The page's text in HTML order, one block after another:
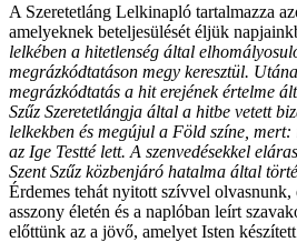
A Szeretetláng Lelkinapló tartalmazza
amelyeknek beteljesülését éljük
lelkében a hitetlenség által
megrázkódtatáson megy keresztül.
megrázkódtatás a hit erejének értelme
Szűz Szeretetlángja által a hitbe vetett
lelkekben és megújul a Föld színe,
az Ige Testté lett. A szenvedésekkel
Szent Szűz közbenjáró hatalma által
Érdemes tehát nyitott szívvel
asszony életén és a naplóban leírt
előttünk az a jövő, amelyet Isten